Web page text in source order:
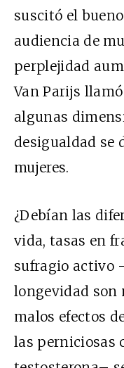
suscitó el
audiencia de
perplejidad
Van Parijs
algunas
desigualdad se
mujeres.
¿Debían las
vida, tasas en
sufragio activo
longevidad son
malos efectos
las perniciosas